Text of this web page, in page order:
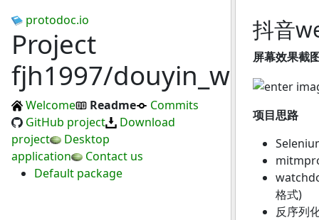
protodoc.io
Project
fjh1997/douyin_web_live
Welcome Readme
Commits
GitHub project
Download
project
Desktop
application
Contact us
Default package
抖音
屏幕效果截
项目思路
格式)
反序列